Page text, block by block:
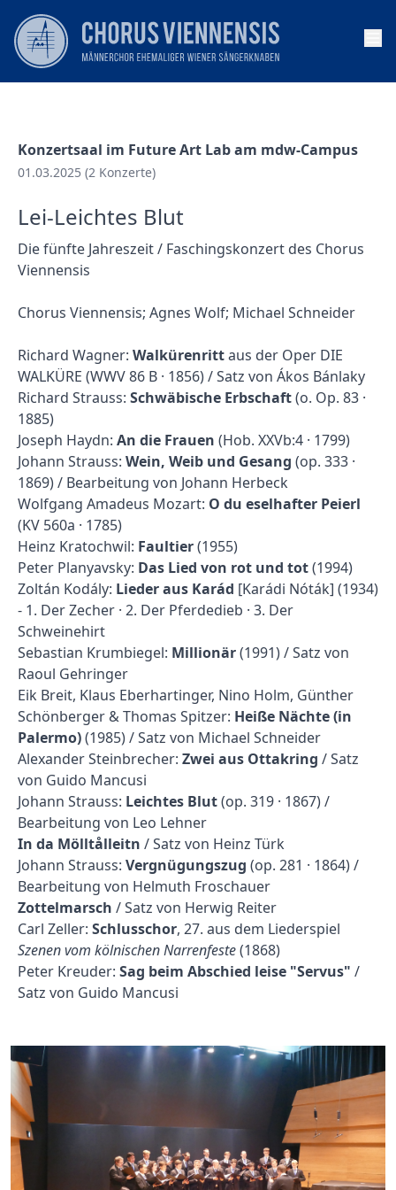
Konzertsaal im Future Art Lab am mdw-Campus
01.03.2025 (2 Konzerte)
Lei-Leichtes Blut
Die fünfte Jahreszeit / Faschingskonzert des Chorus
Viennensis
Chorus Viennensis; Agnes Wolf; Michael Schneider
Richard Wagner: Walkürenrittaus der Oper DIE
WALKÜRE (WWV 86 B · 1856) / Satz von Ákos Bánlaky
Richard Strauss: Schwäbische Erbschaft(o. Op. 83 ·
1885)
Joseph Haydn: An die Frauen (Hob. XXVb:4 · 1799)
Johann Strauss: Wein, Weib und Gesang (op. 333 ·
1869) / Bearbeitung von Johann Herbeck
Wolfgang Amadeus Mozart: O du eselhafter Peierl
(KV 560a · 1785)
Heinz Kratochwil: Faultier(1955)
Peter Planyavsky: Das Lied von rot und tot(1994)
Zoltán Kodály: Lieder aus Karád [Karádi Nóták] (1934)
- 1. Der Zecher · 2. Der Pferdedieb · 3. Der
Schweinehirt
Sebastian Krumbiegel: Millionär(1991) / Satz von
Raoul Gehringer
Eik Breit, Klaus Eberhartinger, Nino Holm, Günther
Schönberger & Thomas Spitzer: Heiße Nächte (in
Palermo)(1985) / Satz von Michael Schneider
Alexander Steinbrecher: Zwei aus Ottakring / Satz
von Guido Mancusi
Johann Strauss: Leichtes Blut(op. 319 · 1867) /
Bearbeitung von Leo Lehner
In da Mölltålleitn / Satz von Heinz Türk
Johann Strauss: Vergnügungszug (op. 281 · 1864) /
Bearbeitung von Helmuth Froschauer
Zottelmarsch / Satz von Herwig Reiter
Carl Zeller: Schlusschor, 27. aus dem Liederspiel
Szenen vom kölnischen Narrenfeste(1868)
Peter Kreuder: Sag beim Abschied leise "Servus" /
Satz von Guido Mancusi